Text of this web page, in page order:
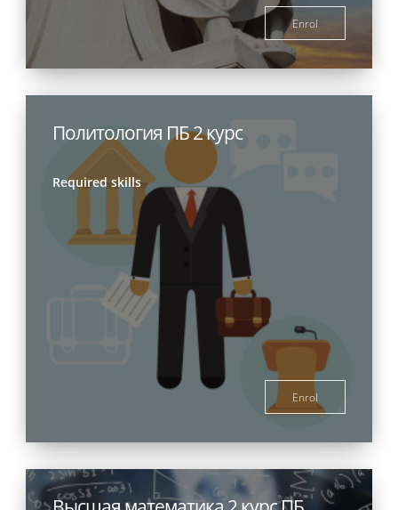
Enrol
Политология ПБ 2 курс
Required skills
Enrol